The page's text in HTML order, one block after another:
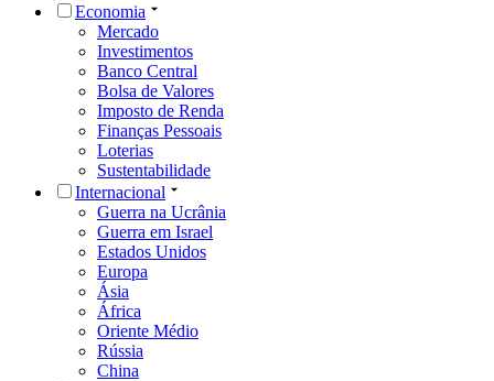
Economia
Mercado
Investimentos
Banco Central
Bolsa de Valores
Imposto de Renda
Finanças Pessoais
Loterias
Sustentabilidade
Internacional
Guerra na Ucrânia
Guerra em Israel
Estados Unidos
Europa
Ásia
África
Oriente Médio
Rússia
China